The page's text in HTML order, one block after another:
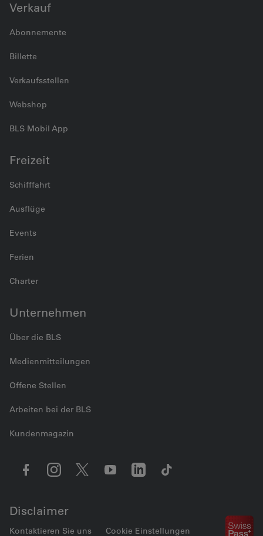
Verkauf
Abonnemente
Billette
Verkaufsstellen
Webshop
BLS Mobil App
Freizeit
Schifffahrt
Ausflüge
Events
Ferien
Charter
Unternehmen
Über die BLS
Medienmitteilungen
Offene Stellen
Arbeiten bei der BLS
Kundenmagazin
Disclaimer
Kontaktieren Sie uns Cookie Einstellungen